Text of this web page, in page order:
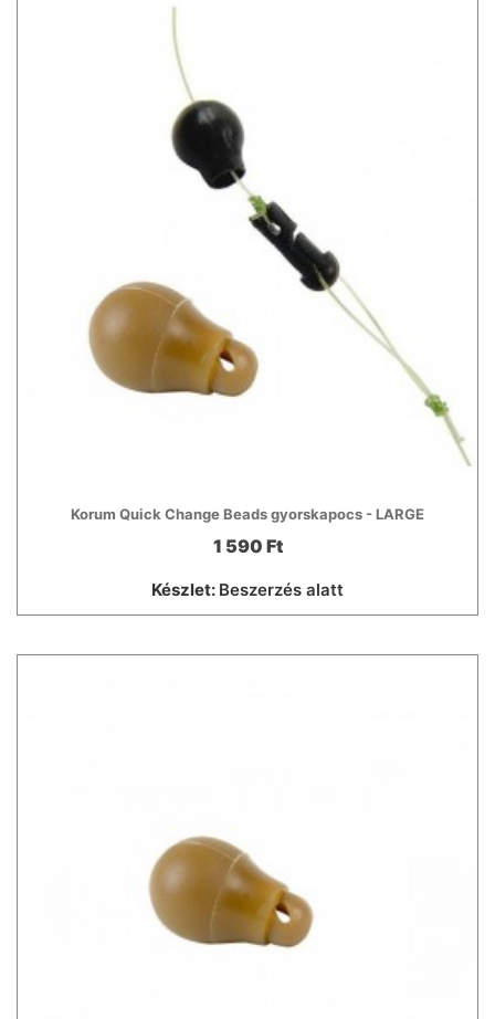
Korum Quick Change Beads gyorskapocs - LARGE
1 590 Ft
Készlet: Beszerzés alatt